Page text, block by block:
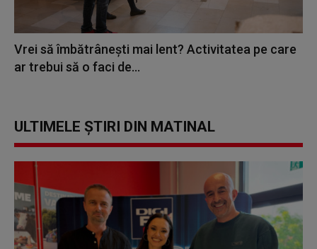
Vrei să îmbătrânești mai lent? Activitatea pe care
ar trebui să o faci de...
ULTIMELE ȘTIRI DIN MATINAL